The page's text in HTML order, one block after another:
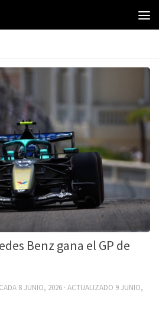
Benz gana el GP de
8 JUNIO, 2026 · ACTUALIZADO 9 JUNIO,